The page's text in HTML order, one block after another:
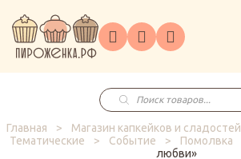
ГлавнаяКаталог
на
заказ
Праздники
Корпоративным
клиентам
Поиск
товаров
Главная
> Магазин капкейков и сладостей
Тематические
> Событие > Помолвка
любви»